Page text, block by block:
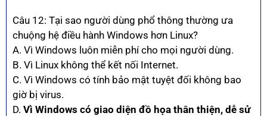
Câu 12: Tại sao người dùng phổ thông thường ưa
chuộng hệ điều hành Windows hơn Linux?
A. Vì Windows luôn miễn phí cho mọi người dùng.
B. Vì Linux không thể kết nối Internet.
C. Vì Windows có tính bảo mật tuyệt đối không bao
giờ bị virus.
D. Vì Windows có giao diện đồ họa thân thiện, dễ sử